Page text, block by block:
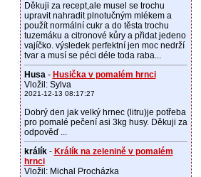
Děkuji za recept,ale musel se trochu
upravit nahradit plnotučným mlékem a
použít normální cukr a do těsta trochu
tuzemáku a citronové kůry a přidat jedeno
vajíčko. výsledek perfektní jen moc nedrží
tvar a musí se péci déle toda raba...
Husa- Husička v pomalém hrnci
Vložil: Sylva
2021-12-13 08:17:27
Dobrý den jak velký hrnec (litru)je potřeba
pro pomalé pečení asi 3kg husy. Děkuji za
odpověď ...
králík- Králík na zelenině v pomalém
hrnci
Vložil: Michal Procházka